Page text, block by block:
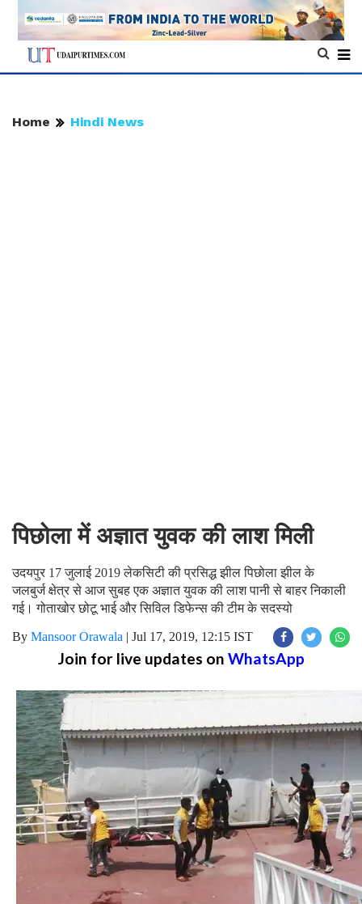
Home Hindi News
पिछोला में अज्ञात युवक की लाश मिली
उदयपुर 17 जुलाई 2019 लेकसिटी की प्रसिद्ध झील पिछोला झील के
जलबुर्ज क्षेत्र से आज सुबह एक अज्ञात युवक की लाश पानी से बाहर निकाली
गई। गोताखोर छोटू भाई और सिविल डिफेन्स की टीम के सदस्यो
By Mansoor Orawala | Jul 17, 2019, 12:15 IST
Join for live updates on WhatsApp